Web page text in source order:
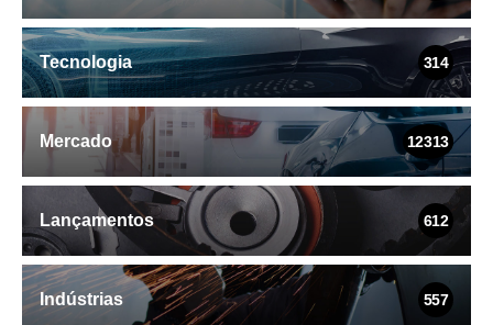
Tecnologia 314
Mercado 12313
Lançamentos 612
Indústrias 557